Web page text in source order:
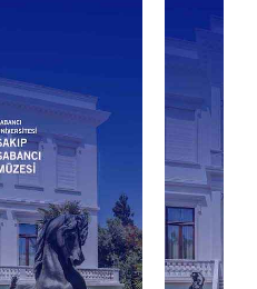
who has
YOGA AT THE
place at the Sakıp
with Cihangir Yoga
10 years.
to take part in a
June 10th, in celebration
MUSEUM.